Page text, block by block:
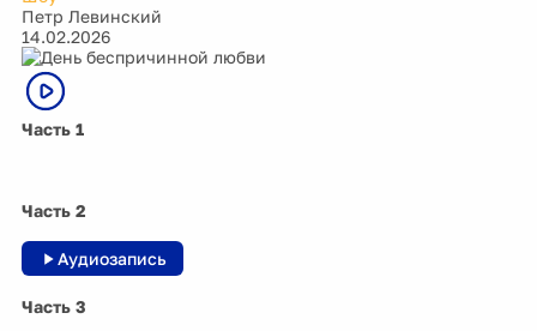
Петр Левинский
14.02.2026
Часть 1
Часть 2
Аудиозапись
Часть 3